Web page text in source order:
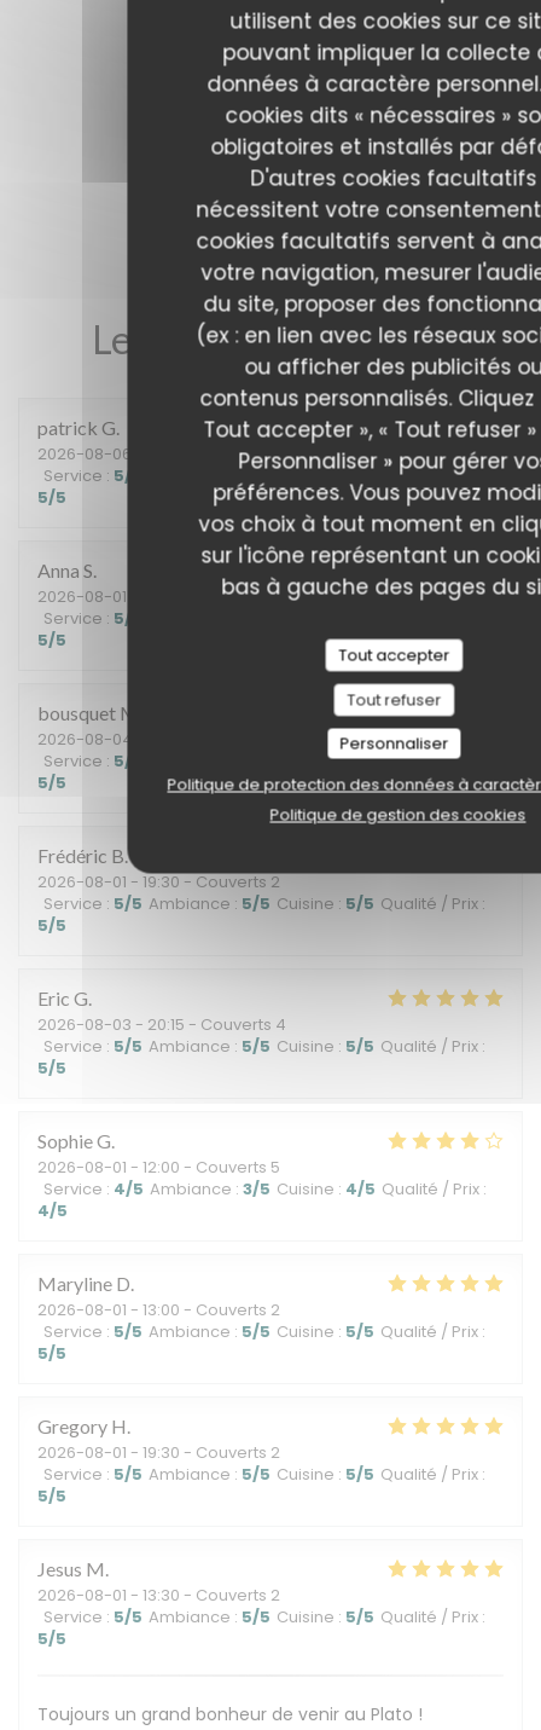
utilisent des cookies sur ce
pouvant impliquer la collecte
données à caractère
cookies dits « nécessaires »
obligatoires et installés par
D'autres cookies facultatifs
nécessitent votre
cookies facultatifs servent à
votre navigation, mesurer
du site, proposer des
(ex : en lien avec les réseaux
ou afficher des publicités
contenus personnalisés. Cliquez
Tout accepter », « Tout refuser »
Personnaliser » pour gérer
préférences. Vous pouvez
vos choix à tout moment en
sur l'icône représentant un
bas à gauche des pages du
Tout accepter
Tout refuser
Personnaliser
Politique de protection des données à
Politique de gestion des cookies
Les avis de nos clients
patrick G
2026-08-06
- 12:15 - Couverts 2
Service : 5/5 5 /5 Cuisine: 5/5 Qualité / Prix:
5/5
Anna S
2026-08-01 - 20:15 - Couverts 2
Service : 5/5
5/5
bousquet M
2026-08-04
Service : 5/5 Cuisine:4/5 Qualité / Prix
5/5
Frédéric B
2026-08-01 - 19:30 - Couverts 2
Service : 5/5 Ambiance : 5/5 Cuisine : 5/5 Qualité / Prix :
5/5
Eric G
2026-08-03 - 20:15 - Couverts 4
Service : 5/5 Ambiance : 5/5 Cuisine : 5/5 Qualité / Prix :
5/5
SophieG
2026-08-01 - 12:00 - Couverts 5
Service : 4/5 Ambiance : 3/5 Cuisine : 4/5 Qualité / Prix :
4/5
Maryline D
2026-08-01 - 13:00 - Couverts 2
Service : 5/5 Ambiance : 5/5 Cuisine : 5/5 Qualité / Prix :
5/5
Gregory H
2026-08-01 - 19:30 - Couverts 2
Service : 5/5 Ambiance : 5/5 Cuisine : 5/5 Qualité / Prix :
5/5
Jesus M
2026-08-01 - 13:30 - Couverts 2
Service : 5/5 Ambiance : 5/5 Cuisine : 5/5 Qualité / Prix :
5/5
Toujours un grand bonheur de venir au Plato !